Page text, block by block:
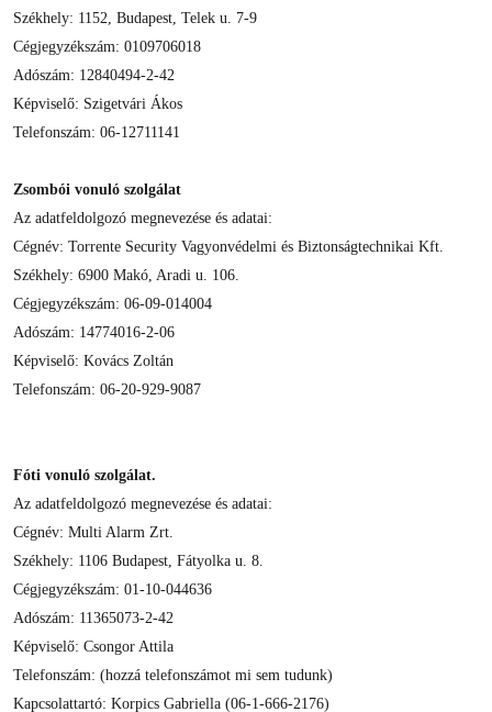
Székhely: 1152, Budapest, Telek u. 7-9
Cégjegyzékszám: 0109706018
Adószám: 12840494-2-42
Képviselő: Szigetvári Ákos
Telefonszám: 06-12711141
Zsombói vonuló szolgálat
Az adatfeldolgozó megnevezése és adatai:
Cégnév: Torrente Security Vagyonvédelmi és Biztonságtechnikai Kft.
Székhely: 6900 Makó, Aradi u. 106.
Cégjegyzékszám: 06-09-014004
Adószám: 14774016-2-06
Képviselő: Kovács Zoltán
Telefonszám: 06-20-929-9087
Fóti vonuló szolgálat.
Az adatfeldolgozó megnevezése és adatai:
Cégnév: Multi Alarm Zrt.
Székhely: 1106 Budapest, Fátyolka u. 8.
Cégjegyzékszám: 01-10-044636
Adószám: 11365073-2-42
Képviselő: Csongor Attila
Telefonszám: (hozzá telefonszámot mi sem tudunk)
Kapcsolattartó: Korpics Gabriella (06-1-666-2176)